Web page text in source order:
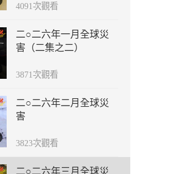
4091次觀看
二○二六年一月全球災
害（二集之二）
3871次觀看
二○二六年二月全球災
害
3823次觀看
二○二六年三月全球災